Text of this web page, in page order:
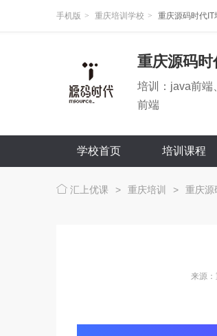
手机版 > 重庆培训学校 > 重庆源码时代
重庆源码
培训：java前端
前端
学校首页 培训课程
汇上优课 > 重庆培训 > 重庆源
来源